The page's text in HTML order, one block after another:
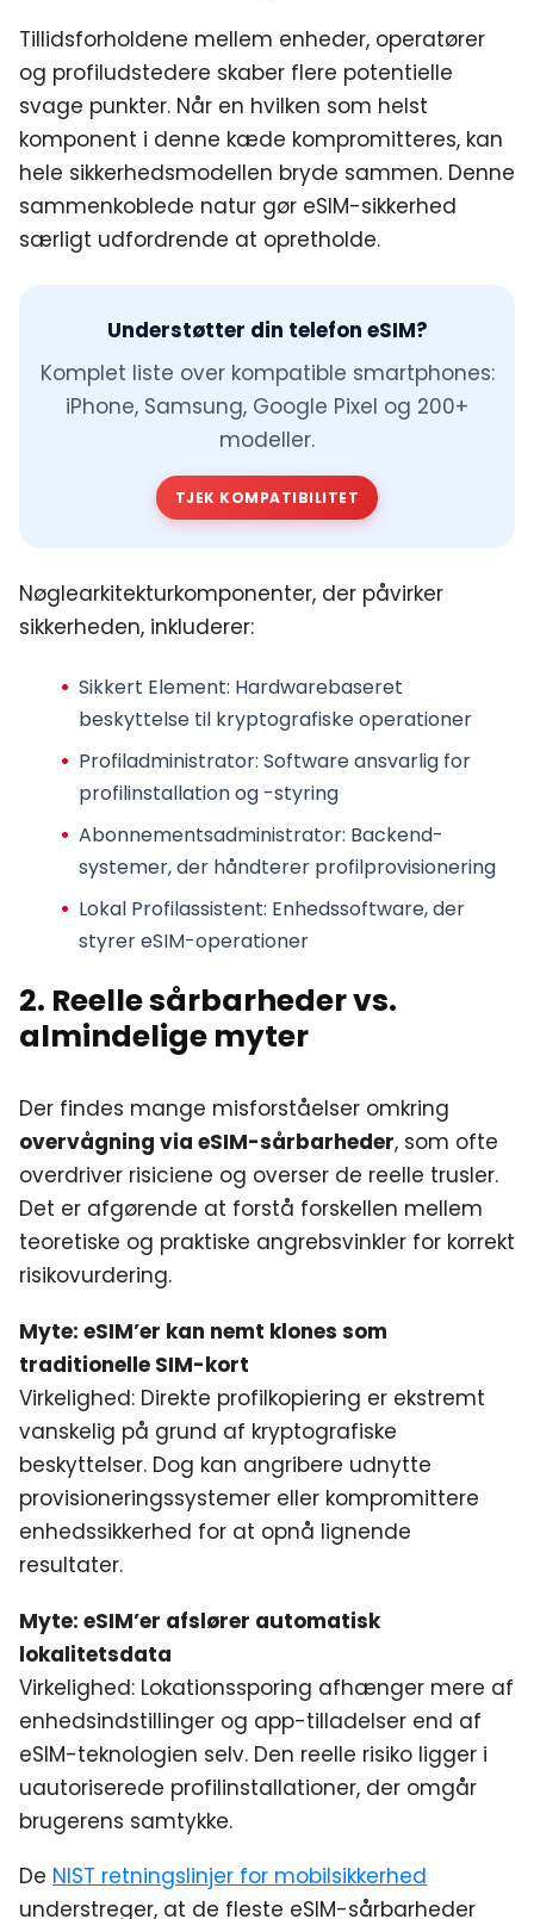
Tillidsforholdene mellem enheder, operatører
og profiludstedere skaber flere potentielle
svage punkter. Når en hvilken som helst
komponent i denne kæde kompromitteres, kan
hele sikkerhedsmodellen bryde sammen. Denne
sammenkoblede natur gør eSIM-sikkerhed
særligt udfordrende at opretholde.
Understøtter din telefon eSIM?
Komplet liste over kompatible smartphones:
iPhone, Samsung, Google Pixel og 200+
modeller.
TJEK KOMPATIBILITET
Nøglearkitekturkomponenter, der påvirker
sikkerheden, inkluderer:
Sikkert Element: Hardwarebaseret
beskyttelse til kryptografiske operationer
Profiladministrator: Software ansvarlig for
profilinstallation og -styring
Abonnementsadministrator: Backend-
systemer, der håndterer profilprovisionering
Lokal Profilassistent: Enhedssoftware, der
styrer eSIM-operationer
2. Reelle sårbarheder vs.
almindelige myter
Der findes mange misforståelser omkring
overvågning via eSIM-sårbarheder, som ofte
overdriver risiciene og overser de reelle trusler.
Det er afgørende at forstå forskellen mellem
teoretiske og praktiske angrebsvinkler for korrekt
risikovurdering.
Myte: eSIM’er kan nemt klones som
traditionelle SIM-kort
Virkelighed: Direkte profilkopiering er ekstremt
vanskelig på grund af kryptografiske
beskyttelser. Dog kan angribere udnytte
provisioneringssystemer eller kompromittere
enhedssikkerhed for at opnå lignende
resultater.
Myte: eSIM’er afslører automatisk
lokalitetsdata
Virkelighed: Lokationssporing afhænger mere af
enhedsindstillinger og app-tilladelser end af
eSIM-teknologien selv. Den reelle risiko ligger i
uautoriserede profilinstallationer, der omgår
brugerens samtykke.
De NIST retningslinjer for mobilsikkerhed
understreger, at de fleste eSIM-sårbarheder